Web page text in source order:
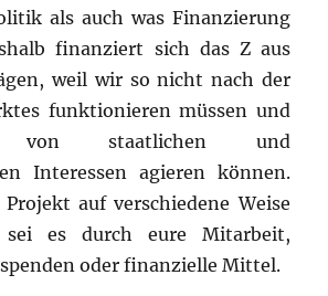
als auch was Finanzierung
finanziert sich das Z aus
weil wir so nicht nach der
funktionieren müssen und
von staatlichen und
Interessen agieren können.
auf verschiedene Weise
sei es durch eure Mitarbeit,
oder finanzielle Mittel.